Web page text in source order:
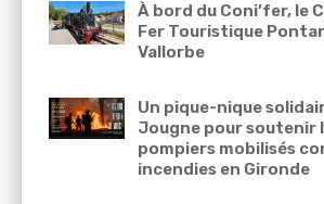
À bord du Coni’fer, le
Fer Touristique
Vallorbe
Un pique-nique
Jougne pour soutenir
pompiers mobilisés
incendies en Gironde